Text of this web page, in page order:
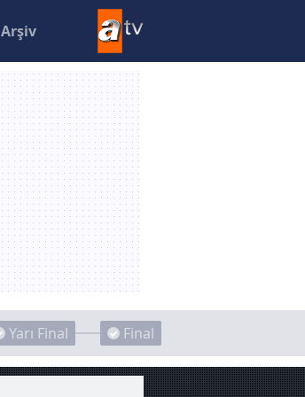
Arşiv
Yarı Final Final